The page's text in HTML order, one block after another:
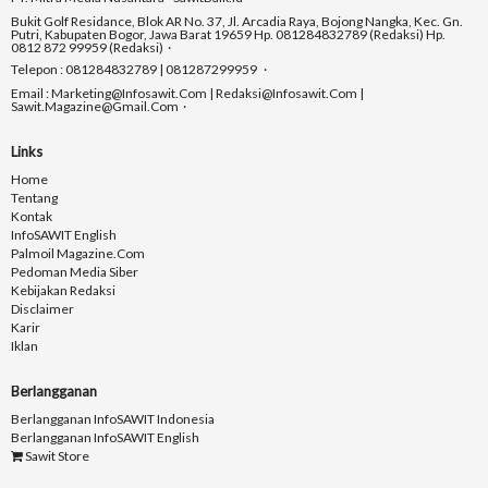
Bukit Golf Residance, Blok AR No. 37, Jl. Arcadia Raya, Bojong Nangka, Kec. Gn.
Putri, Kabupaten Bogor, Jawa Barat 19659 Hp. 081284832789 (Redaksi) Hp.
0812 872 99959 (Redaksi)
Telepon : 081284832789 | 081287299959
Email : Marketing@infosawit.com | Redaksi@infosawit.com |
Sawit.magazine@gmail.com
Links
Home
Tentang
Kontak
InfoSAWIT English
Palmoil Magazine.com
Pedoman Media Siber
Kebijakan Redaksi
Disclaimer
Karir
Iklan
Berlangganan
Berlangganan InfoSAWIT Indonesia
Berlangganan InfoSAWIT English
Sawit Store